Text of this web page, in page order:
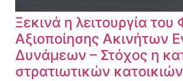
Ξεκινά η λειτουργία του
Αξιοποίησης Ακινήτων
Δυνάμεων – Στόχος η
στρατιωτικών κατοικιών